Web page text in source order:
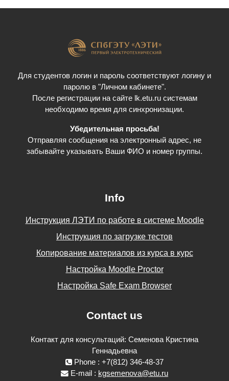
Для студентов логин и пароль соответствуют логину и
паролю в "Личном кабинете".
После регистрации на сайте lk.etu.ru системам
необходимо время для синхронизации.
Убедительная просьба!
Отправляя сообщения на электронный адрес, не
забывайте указывать Ваши ФИО и номер группы.
Info
Инструкция ЛЭТИ по работе в системе Moodle
Инструкция по загрузке тестов
Копирование материалов из курса в курс
Настройка Moodle Proctor
Настройка Safe Exam Browser
Contact us
Контакт для консультаций: Семенова Кристина
Геннадьевна
Phone : +7(812) 346-48-37
E-mail : kgsemenova@etu.ru